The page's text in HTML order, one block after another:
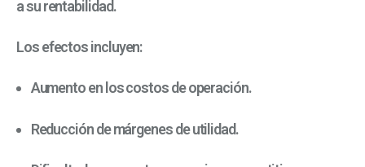
a su rentabilidad.
Los efectos incluyen:
Aumento en los costos de operación.
Reducción de márgenes de utilidad.